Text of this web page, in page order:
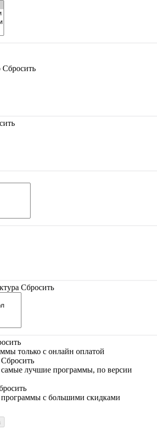
Сбросить
Сбросить
только с онлайн оплатой
Сбросить
самые лучшие программы, по версии
программы с большими скидками